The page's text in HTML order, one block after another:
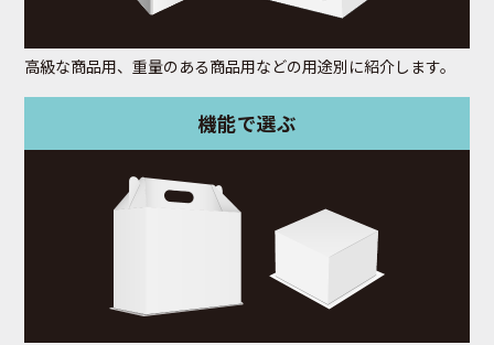
高級な商品用、重量のある商品用などの用途別に紹介します。
機能で選ぶ